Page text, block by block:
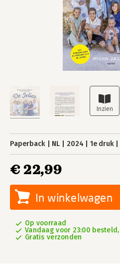
Paperback NL 2024 1e druk
€ 22,99
In winkelwagen
Op voorraad
Vandaag voor 23:00
Gratis verzonden